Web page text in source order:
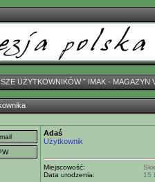
UŻYTKOWNIKÓWˇ IMAK - MAGAZYN
Adaś
Użytkownik
Miejscowość:
Data urodzenia:
15